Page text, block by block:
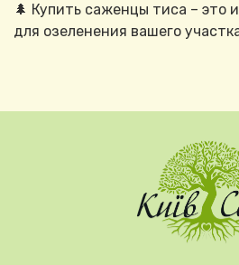
🌲 Купить саженцы тиса – это
для озеленения вашего